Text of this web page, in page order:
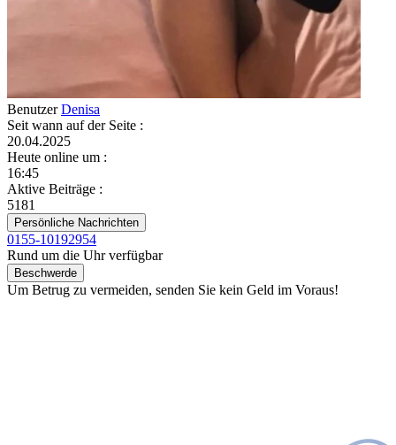
BenutzerDenisa
Seit wann auf der Seite :
20.04.2025
Heute online um :
16:45
Aktive Beiträge :
5181
Persönliche Nachrichten
0155-10192954
Rund um die Uhr verfügbar
Beschwerde
Um Betrug zu vermeiden, senden Sie kein Geld im Voraus!